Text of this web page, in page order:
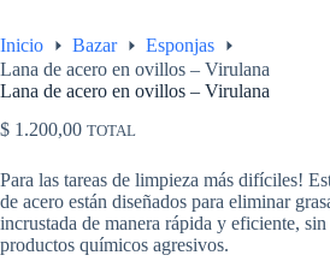
Inicio Bazar
Esponjas
Lana de acero en ovillos – Virulana
Lana de acero en ovillos – Virulana
$ 1.200,00 TOTAL
Para las tareas de limpieza más difíciles!
de acero están diseñados para eliminar
incrustada de manera rápida y eficiente, sin
productos químicos agresivos.